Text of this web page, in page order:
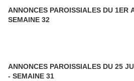
ANNONCES PAROISSIALES DU 1ER
SEMAINE 32
ANNONCES PAROISSIALES DU 25
- SEMAINE 31